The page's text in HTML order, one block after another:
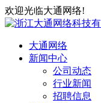
欢迎光临大通网络!
大通网络
新闻中心
公司动态
行业新闻
招聘信息